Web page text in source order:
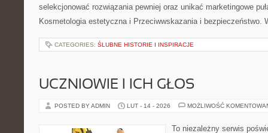
selekcjonować rozwiązania pewniej oraz unikać marketingowe
Kosmetologia estetyczna i Przeciwwskazania i bezpieczeństwo.
CATEGORIES: ŚLUBNE HISTORIE I INSPIRACJE
UCZNIOWIE I ICH GŁOS
POSTED BY ADMIN LUT - 14 - 2026 MOŻLIWOŚĆ
To niezależny serwis